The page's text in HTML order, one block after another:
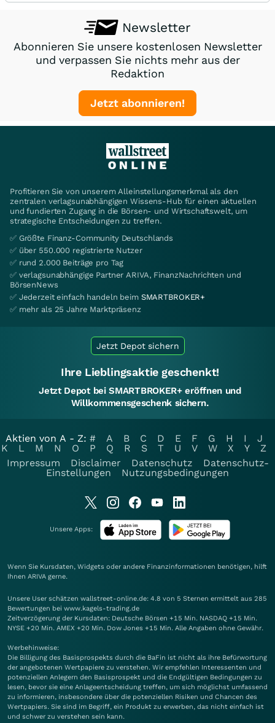
Newsletter
Abonnieren Sie unsere kostenlosen Newsletter
und verpassen Sie nichts mehr aus der
Redaktion
Jetzt abonnieren!
Profitieren Sie von unserem Alleinstellungsmerkmal als den
zentralen verlagsunabhängigen Wissens-Hub für einen aktuellen
und fundierten Zugang in die Börsen- und Wirtschaftswelt, um
strategische Entscheidungen zu treffen.
✅ Größte Finanz-Community Deutschlands
✅ über 550.000 registrierte Nutzer
✅ rund 2.000 Beiträge pro Tag
✅ verlagsunabhängige Partner ARIVA, FinanzNachrichten und
BörsenNews
✅ Jederzeit einfach handeln beim SMARTBROKER+
✅ mehr als 25 Jahre Marktpräsenz
Jetzt Depot sichern
Ihre Lieblingsaktie geschenkt!
Jetzt Depot bei SMARTBROKER+ eröffnen und
Willkommensgeschenk sichern.
Aktien von A - Z: # A B C D E F G H I
J
K
L M N O P Q R S T U V W X Y
Z
Impressum
Disclaimer Datenschutz
Datenschutz-
Einstellungen
Nutzungsbedingungen
Unsere Apps:
Wenn Sie Kursdaten, Widgets oder andere Finanzinformationen benötigen, hilft
Ihnen ARIVA gerne.
Unsere User schätzen wallstreet-online.de: 4.8 von 5 Sternen ermittelt aus 285
Bewertungen bei www.kagels-trading.de
Zeitverzögerung der Kursdaten: Deutsche Börsen +15 Min. NASDAQ +15 Min.
NYSE +20 Min. AMEX +20 Min. Dow Jones +15 Min. Alle Angaben ohne Gewähr.
Werbehinweise:
Die Billigung des Basisprospekts durch die BaFin ist nicht als ihre Befürwortung
der angebotenen Wertpapiere zu verstehen. Wir empfehlen Interessenten und
potenziellen Anlegern den Basisprospekt und die Endgültigen Bedingungen zu
lesen, bevor sie eine Anlageentscheidung treffen, um sich möglichst umfassend
zu informieren, insbesondere über die potenziellen Risiken und Chancen des
Wertpapiers. Sie sind im Begriff, ein Produkt zu erwerben, das nicht einfach ist
und schwer zu verstehen sein kann.